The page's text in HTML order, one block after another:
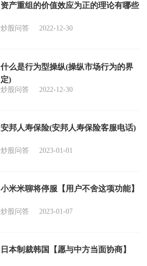
资产重组的价值效应为正的理论有哪些
炒股问答 2022-12-30
什么是行为型操纵(操纵市场行为的界
定)
炒股问答 2022-12-30
安邦人寿保险(安邦人寿保险客服电话)
炒股问答 2023-01-01
小米米聊将停服【用户不舍这项功能】
炒股问答 2023-01-07
日本制裁韩国【愿与中方当面协商】